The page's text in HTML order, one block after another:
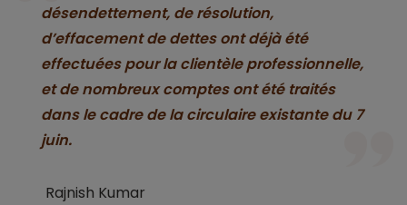
désendettement, de résolution,
d’effacement de dettes ont déjà été
effectuées pour la clientèle professionnelle,
et de nombreux comptes ont été traités
dans le cadre de la circulaire existante du 7
juin.
Rajnish Kumar